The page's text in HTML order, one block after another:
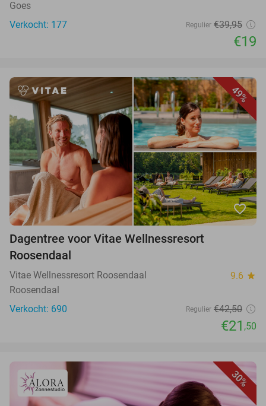
Goes
Verkocht: 177
Regulier €39,95
€19
49%
favorite_border
Dagentree voor Vitae Wellnessresort
Roosendaal
Vitae Wellnessresort Roosendaal 9.6 star
Roosendaal
Verkocht: 690
Regulier €42,50
€21 ,50
30%